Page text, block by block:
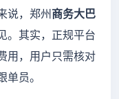
说，郑州 商务大巴
。其实，正规平台
用，用户只需核对
单员。